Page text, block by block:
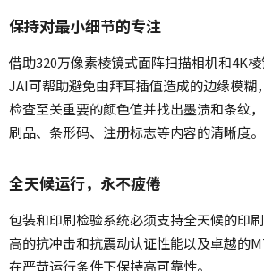
保持对最小细节的专注
借助320万像素棱镜式面阵扫描相机和4K棱
JAI可帮助避免由拜耳插值造成的边缘模糊
检查至关重要的颜色值并找出墨渍和条纹
刷品、条形码、注册标志等内容的清晰度。
全天候运行，永不疲倦
包装和印刷检验系统必须支持全天候的印
高的抗冲击和抗震动认证性能以及卓越的
在严苛运行条件下保持高可靠性。